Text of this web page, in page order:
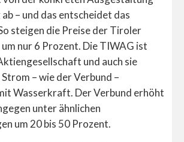
– und das entscheidet das
steigen die Preise der Tiroler
nur 6 Prozent. Die TIWAG ist
und auch sie
– wie der Verbund –
Wasserkraft. Der Verbund erhöht
unter ähnlichen
um 20 bis 50 Prozent.